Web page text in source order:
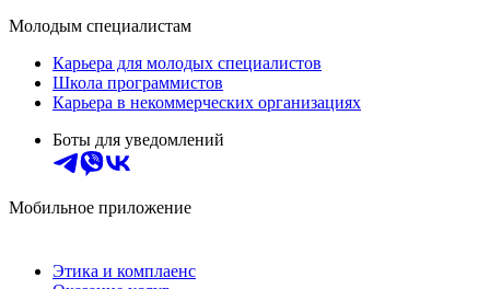
Молодым специалистам
Карьера для молодых специалистов
Школа программистов
Карьера в некоммерческих организациях
Боты для уведомлений
Мобильное приложение
Этика и комплаенс